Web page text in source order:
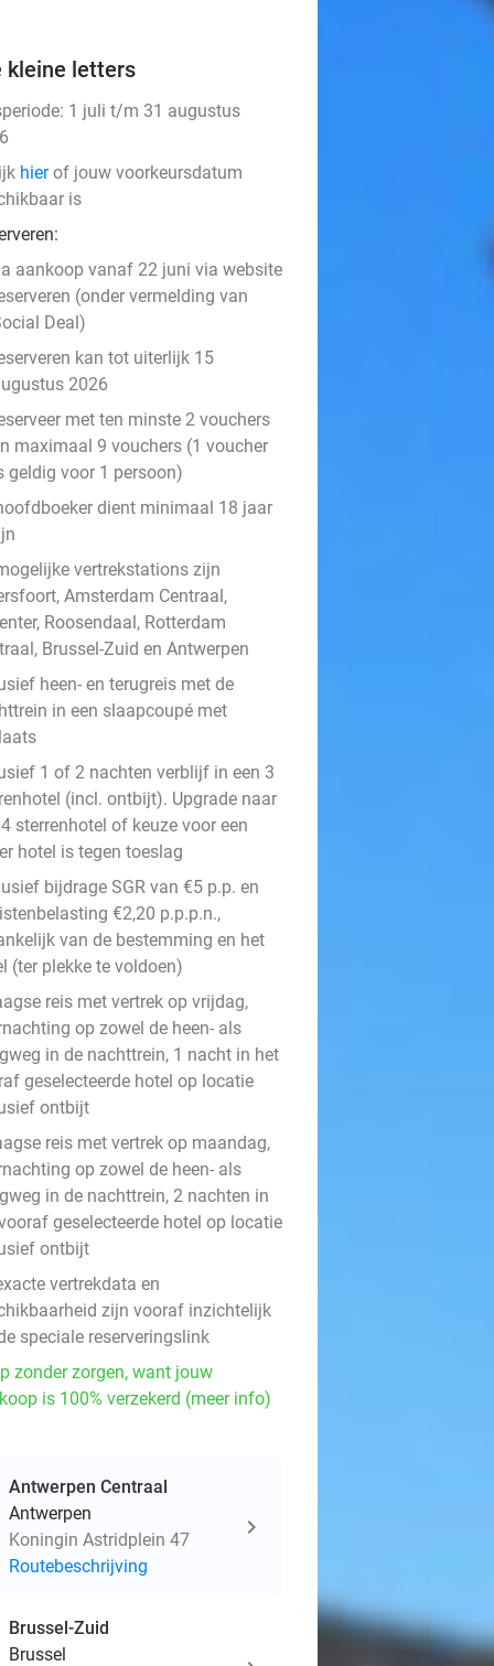
kleine letters
1 juli t/m 31 augustus
hierof jouw voorkeursdatum
is
aankoop vanaf 22 juni via website
(onder vermelding van
Deal)
kan tot uiterlijk 15
2026
met ten minste 2 vouchers
maximaal 9 vouchers (1 voucher
geldig voor 1 persoon)
dient minimaal 18 jaar
vertrekstations zijn
Amsterdam Centraal,
Roosendaal, Rotterdam
Brussel-Zuid en Antwerpen
heen- en terugreis met de
in een slaapcoupé met
1 of 2 nachten verblijf in een 3
(incl. ontbijt). Upgrade naar
sterrenhotel of keuze voor een
hotel is tegen toeslag
bijdrage SGR van €5 p.p. en
€2,20 p.p.p.n.,
van de bestemming en het
(ter plekke te voldoen)
reis met vertrek op vrijdag,
op zowel de heen- als
in de nachttrein, 1 nacht in het
geselecteerde hotel op locatie
ontbijt
reis met vertrek op maandag,
op zowel de heen- als
in de nachttrein, 2 nachten in
geselecteerde hotel op locatie
ontbijt
vertrekdata en
zijn vooraf inzichtelijk
speciale reserveringslink
zonder zorgen, want jouw
is 100% verzekerd (meer info)
Antwerpen Centraal
Antwerpen
Koningin Astridplein 47
Routebeschrijving
Brussel-Zuid
Brussel